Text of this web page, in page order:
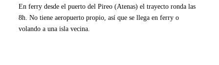
En ferry desde el puerto del Pireo (Atenas) el trayecto ronda las
8h. No tiene aeropuerto propio, así que se llega en ferry o
volando a una isla vecina.